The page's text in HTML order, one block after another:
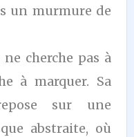
un murmure de
cherche pas à
à marquer. Sa
sur une
abstraite, où